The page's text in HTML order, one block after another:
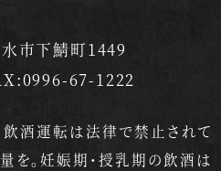
市下鯖町1449
67-1222
飲酒運転は法律で禁止されて
を。妊娠期・授乳期の飲酒は